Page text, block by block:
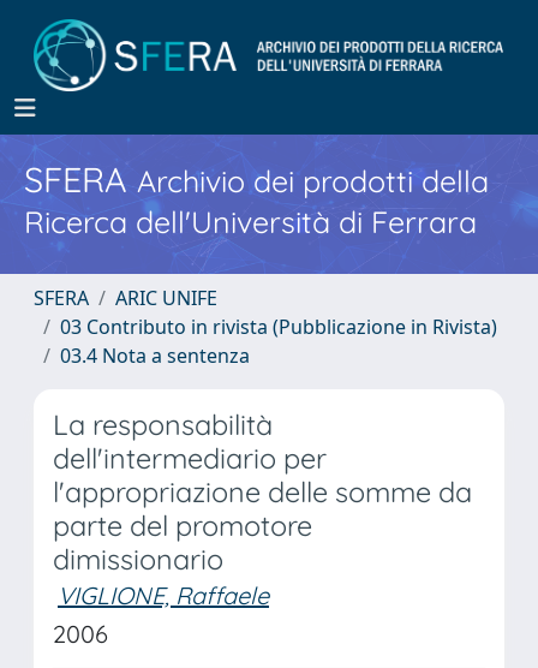
SFERA Archivio dei prodotti della
Ricerca dell'Università di Ferrara
SFERA
ARIC UNIFE
03 Contributo in rivista (Pubblicazione in Rivista)
03.4 Nota a sentenza
La responsabilità
dell'intermediario per
l'appropriazione delle somme da
parte del promotore
dimissionario
VIGLIONE, Raffaele
2006